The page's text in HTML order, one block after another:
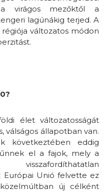
virágos mezőktől a
lagúnákig terjed. A
változatos módon
élet változatosságát
válságos állapotban van.
következtében eddig
el a fajok, mely a
Európai Unió felvette ez
új célként